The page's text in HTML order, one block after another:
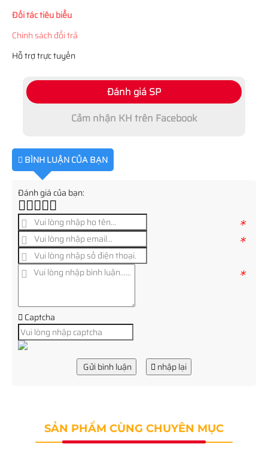
Đối tác tiêu biểu
Chính sách đổi trả
Hỗ trợ trực tuyến
Đánh giá SP
Cảm nhận KH trên Facebook
BÌNH LUẬN CỦA BẠN
Đánh giá của bạn:
*
*
*
Captcha
Gửi bình luận nhập lại
SẢN PHẨM CÙNG CHUYÊN MỤC